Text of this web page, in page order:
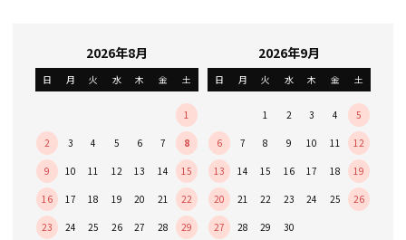
2026年8月
日 月 火 水 木 金 土
1
2 3 4 5 6 7 8
9 10 11 12 13 14 15
16 17 18 19 20 21 22
23 24 25 26 27 28 29
2026年9月
日 月 火 水 木 金 土
1 2 3 4 5
6 7 8 9 10 11 12
13 14 15 16 17 18 19
20 21 22 23 24 25 26
27 28 29 30